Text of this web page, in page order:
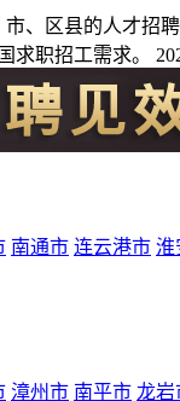
、区县的人才
职招工需求。
南通市 连云港市 淮
漳州市 南平市 龙岩